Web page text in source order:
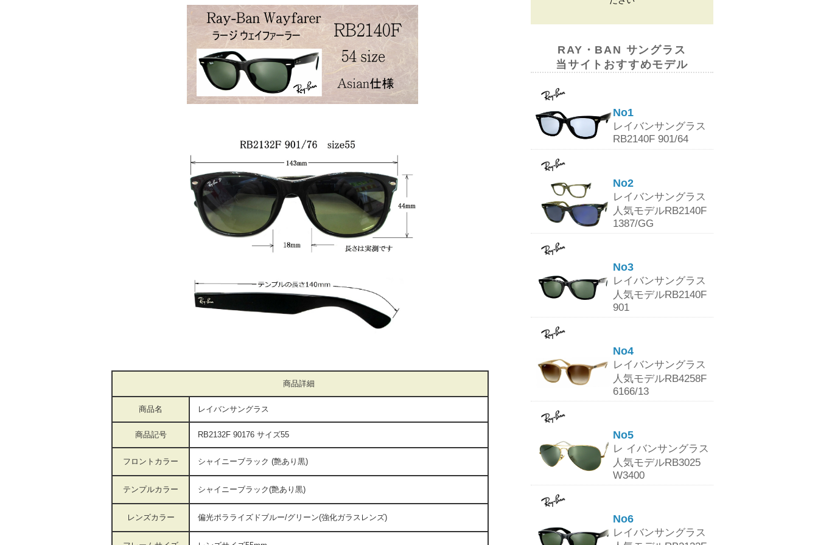
商品詳細
商品名 レイバンサングラス
商品記号 RB2132F 90176 サイズ55
フロントカラー シャイニーブラック (艶あり黒)
テンプルカラー シャイニーブラック(艶あり黒)
レンズカラー 偏光ポラライズドブルー/グリーン(強化ガラスレンズ)
RAY・BAN サングラス
当サイトおすすめモデル
No1
レイバンサングラス
RB2140F 901/64
No2
レイバンサングラス
人気モデルRB2140F
1387/GG
No3
レイバンサングラス
人気モデルRB2140F
901
No4
レイバンサングラス
人気モデルRB4258F
6166/13
No5
レ イバンサングラス
人気モデルRB3025
W3400
No6
レイバンサングラス